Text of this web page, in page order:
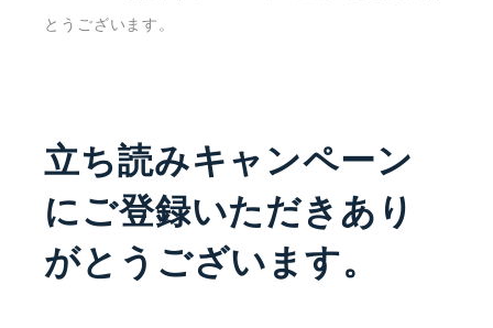
とうございます。
立ち読みキャンペーン
にご登録いただきあり
がとうございます。